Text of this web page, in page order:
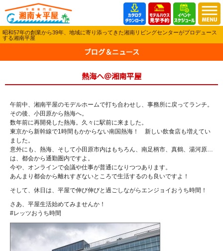
昭和57年の創業から39年、地域に寄り添ってきた湘南リビングセンターがプロデュース
する湘南平屋
ブログ＆ニュース
熱海へ＠湘南平屋
午前中、湘南平屋のモデルホームで打ち合わせし、事務所に戻ってランチ。
その後、小田原から熱海へ。
数年前に再開発した熱海。久々に駅前に来ました。
東京から新幹線で1時間もかからない南国熱海！ 新しい飲食店も増えてい
ました。
意外にも、熱海、そして小田原市内はもちろん、南足柄市、真鶴、湯河原…
は、都会から通勤圏内ですよ。
今や、オンラインで会議や仕事が普通になりつつあります。
あんまり都会から離れすぎないところで生活するのも良いですよ！
そして、休日は、平屋で伸び伸びと過ごしながらエンジョイおうち時間！
さあ、平屋生活始めてみませんか！
#レッツおうち時間